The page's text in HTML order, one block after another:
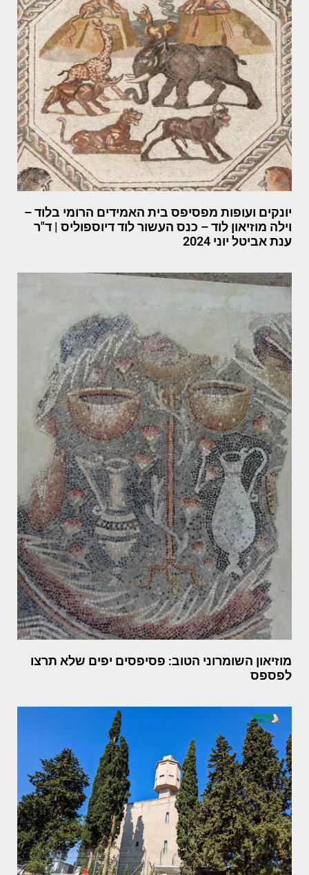
יונקים ועופות מפסיפס בית האמידים הרומי בלוד –
וילה מוזיאון לוד – כנס העשור לוד דיוספוליס | ד"ר
ענת אביטל יוני 2024
מוזיאון השומרוני הטוב: פסיפסים יפים שלא תרצו
לפספס